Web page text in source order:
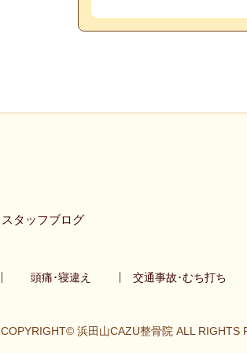
スタッフブログ
頭痛･寝違え 交通事故･むち打ち
COPYRIGHT© 浜田山CAZU整骨院 ALL RIGHTS